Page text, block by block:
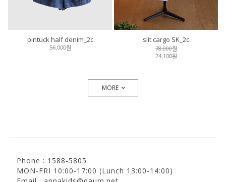
pintuck half denim_2c
56,000원
slit cargo SK_2c
78,000원
74,100원
MORE
Phone : 1588-5805
MON-FRI 10:00-17:00 (Lunch 13:00-14:00)